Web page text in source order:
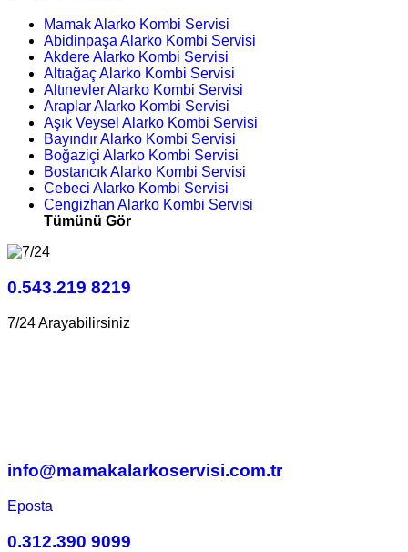
Mamak Alarko Kombi Servisi
Abidinpaşa Alarko Kombi Servisi
Akdere Alarko Kombi Servisi
Altıağaç Alarko Kombi Servisi
Altınevler Alarko Kombi Servisi
Araplar Alarko Kombi Servisi
Aşık Veysel Alarko Kombi Servisi
Bayındır Alarko Kombi Servisi
Boğaziçi Alarko Kombi Servisi
Bostancık Alarko Kombi Servisi
Cebeci Alarko Kombi Servisi
Cengizhan Alarko Kombi Servisi
Tümünü Gör
0.543.219 8219
7/24 Arayabilirsiniz
info@mamakalarkoservisi.com.tr
Eposta
0.312.390 9099